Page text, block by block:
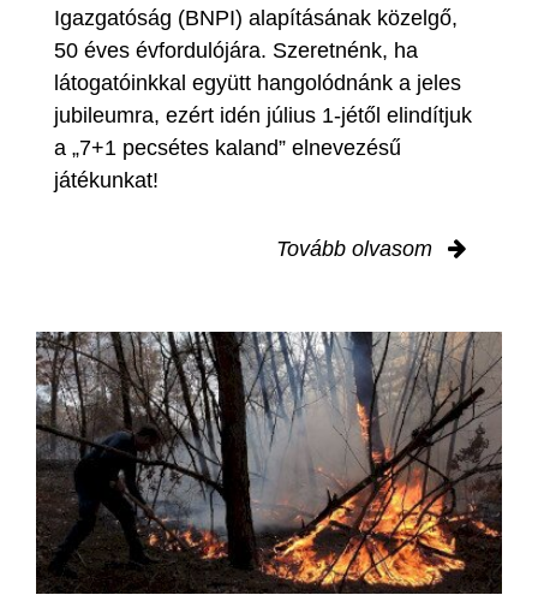
Igazgatóság (BNPI) alapításának közelgő,
50 éves évfordulójára. Szeretnénk, ha
látogatóinkkal együtt hangolódnánk a jeles
jubileumra, ezért idén július 1-jétől elindítjuk
a „7+1 pecsétes kaland” elnevezésű
játékunkat!
Tovább olvasom